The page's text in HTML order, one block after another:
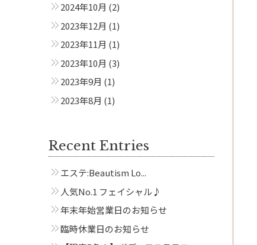
2024年10月 (2)
2023年12月 (1)
2023年11月 (1)
2023年10月 (3)
2023年9月 (1)
2023年8月 (1)
Recent Entries
エステ:Beautism Lo...
人気No.1 フェイシャル♪
年末年始営業日のお知らせ
臨時休業日のお知らせ